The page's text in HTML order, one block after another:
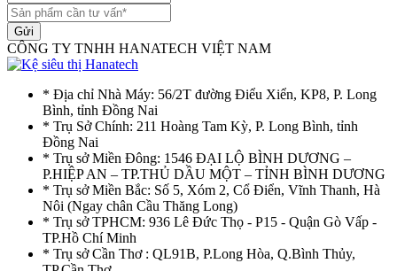
Gửi
CÔNG TY TNHH HANATECH VIỆT NAM
* Địa chỉ Nhà Máy: 56/2T đường Điểu Xiển, KP8, P. Long
Bình, tỉnh Đồng Nai
* Trụ Sở Chính: 211 Hoàng Tam Kỳ, P. Long Bình, tỉnh
Đồng Nai
* Trụ sở Miền Đông: 1546 ĐẠI LỘ BÌNH DƯƠNG –
P.HIỆP AN – TP.THỦ DẦU MỘT – TỈNH BÌNH DƯƠNG
* Trụ sở Miền Bắc: Số 5, Xóm 2, Cổ Điển, Vĩnh Thanh, Hà
Nôi (Ngay chân Cầu Thăng Long)
* Trụ sở TPHCM: 936 Lê Đức Thọ - P15 - Quận Gò Vấp -
TP.Hồ Chí Minh
* Trụ sở Cần Thơ : QL91B, P.Long Hòa, Q.Bình Thủy,